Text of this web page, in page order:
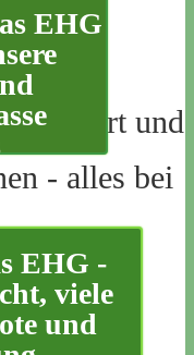
und
- alles bei
EHG
EHG -
viele
und